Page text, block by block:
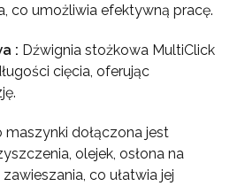
co umożliwia efektywną pracę.
: Dźwignia stożkowa MultiClick
cięcia, oferując
maszynki dołączona jest
olejek, osłona na
co ułatwia jej